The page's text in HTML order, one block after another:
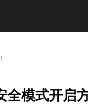
全模式开启